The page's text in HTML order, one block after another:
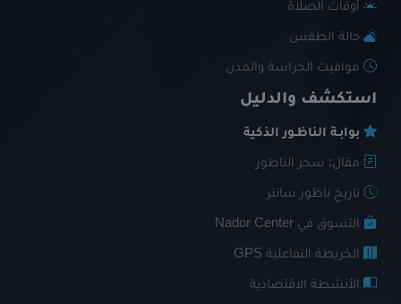
أوقات الصلاة
حالة الطقس
مواقيت الحراسة والمدن
استكشف والدليل
بوابـة الناظـور الذكية
مقال: سحر الناظور
تاريخ ناظور سانتر
التسوق في Nador Center
الخريطة التفاعلية GPS
الأنشطة الاقتصادية